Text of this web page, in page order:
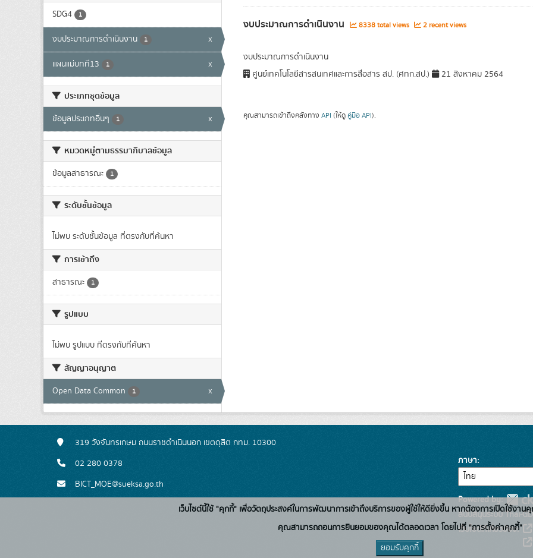
SDG4 1
งบประมาณการดำเนินงาน 1 x
แผนแม่บทที่13 1 x
ประเภทชุดข้อมูล
ข้อมูลประเภทอื่นๆ 1 x
หมวดหมู่ตามธรรมาภิบาลข้อมูล
ข้อมูลสาธารณะ 1
ระดับชั้นข้อมูล
ไม่พบ ระดับชั้นข้อมูล ที่ตรงกับที่ค้นหา
การเข้าถึง
สาธารณะ 1
รูปแบบ
ไม่พบ รูปแบบ ที่ตรงกับที่ค้นหา
สัญญาอนุญาต
Open Data Common 1 x
งบประมาณการดำเนินงาน 8338 total views 2 recent views
งบประมาณการดำเนินงาน
ศูนย์เทคโนโลยีสารสนเทศและการสื่อสาร สป. (ศทก.สป.)
21 สิงหาคม 2564
คุณสามารถเข้าถึงคลังทาง API (ให้ดู คู่มือ API).
319 วังจันทรเกษม ถนนราชดำเนินนอก เขตดุสิต กทม. 10300
02 280 0378
BICT_MOE@sueksa.go.th
ภาษา
Powered by:
สนับสนุนระบบ Thai-
เว็บไซต์ที่เกี่ยวข้อง:
เว็บไซต์นี้ใช้ "คุกกี้" เพื่อวัตถุประสงค์ในการพัฒนาการเข้าถึงบริการของผู้ใช้ให้ดียิ่งขึ้น หากต้องการเปิดใช้งา
คุณสามารถถอนการยินยอมของคุณได้ตลอดเวลา โดยไปที่ "การตั้งค่าคุกกี้"
ยอมรับคุกกี้